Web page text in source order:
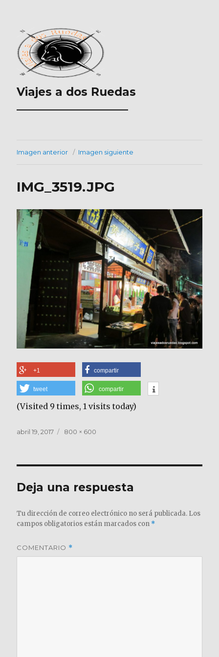
Viajes a dos Ruedas
___________________
Imagen anterior Imagen siguiente
IMG_3519.JPG
+1 compartir
tweet compartir
(Visited 9 times, 1 visits today)
Publicado
abril 19, 2017
Tamaño
800 × 600
Deja una respuesta
Tu dirección de correo electrónico no será publicada. Los
campos obligatorios están marcados con *
COMENTARIO *